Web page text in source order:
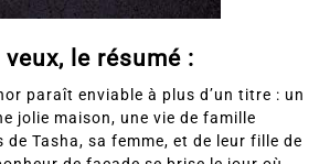
le résumé :
paraît enviable à plus d’un titre : un
jolie maison, une vie de famille
de Tasha, sa femme, et de leur fille de